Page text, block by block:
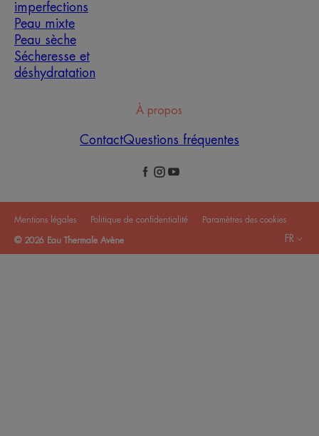
imperfections
Peau mixte
Peau sèche
Sécheresse et
déshydratation
À propos
ContactQuestions fréquentes
Mentions légales Politique de confidentialité Paramètres des cookies
© 2026 Eau Thermale Avène FR